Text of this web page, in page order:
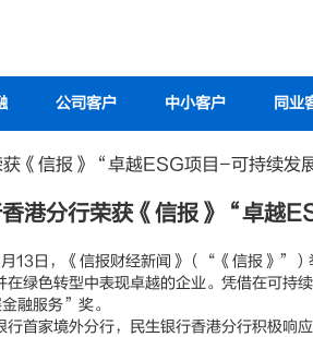
公司客户 中小客户 同业
获《信报》“卓越ESG项目-可持续发
香港分行荣获《信报》“卓越
日，《信报财经新闻》（“《信报》”）
在绿色转型中表现卓越的企业。凭借在可
融服务”奖。
家境外分行，民生银行香港分行积极响应